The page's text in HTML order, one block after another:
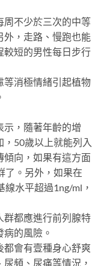
不少於三次的中等
外，走路、慢跑也能
較短的男性每日步行
消極情緒引起植物
示，隨著年齡的增
50歲以上就能列入
傾向，如果有這方面
了。另外，如果在
水平超過1ng/ml，
群都應進行前列腺特
的風險。
會有壹種身心舒爽
頻、尿痛等情況，